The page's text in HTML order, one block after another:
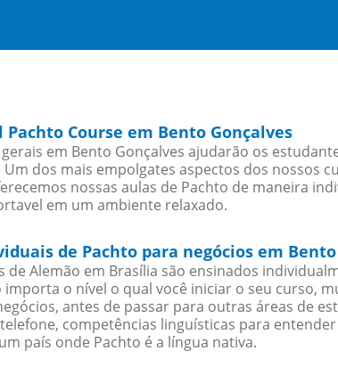
Pachto Course em Bento Gonçalves
em Bento Gonçalves ajudarão os
Um dos mais empolgates aspectos dos nossos
nossas aulas de Pachto de maneira
em um ambiente relaxado.
de Pachto para negócios em
de Alemão em Brasília são ensinados
importa o nível o qual você iniciar o seu curso,
antes de passar para outras áreas de
competências linguísticas para
país onde Pachto é a língua nativa.